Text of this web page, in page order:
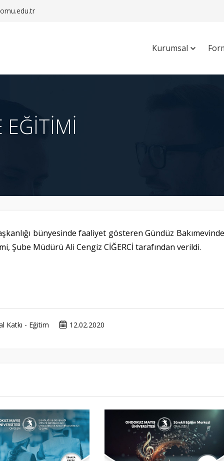
Kurumsal
bünyesinde faaliyet gösteren Gündüz Bakımevinde
Şube Müdürü Ali Cengiz CİĞERCİ tarafından verildi.
Katkı - Eğitim 12.02.2020